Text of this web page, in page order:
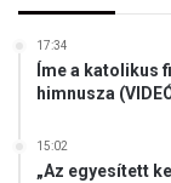
17:34
Íme a katolikus
himnusza
15:02
„Az egyesített